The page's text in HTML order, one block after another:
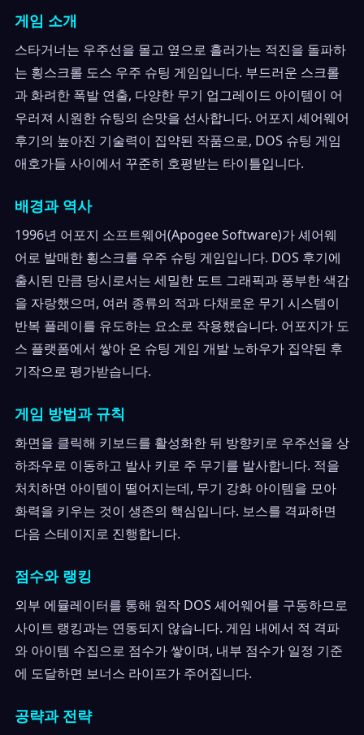
게임 소개
스타거너는 우주선을 몰고 옆으로 흘러가는 적진을 돌파하
는 횡스크롤 도스 우주 슈팅 게임입니다. 부드러운 스크롤
과 화려한 폭발 연출, 다양한 무기 업그레이드 아이템이 어
우러져 시원한 슈팅의 손맛을 선사합니다. 어포지 셰어웨어
후기의 높아진 기술력이 집약된 작품으로, DOS 슈팅 게임
애호가들 사이에서 꾸준히 호평받는 타이틀입니다.
배경과 역사
1996년 어포지 소프트웨어(Apogee Software)가 셰어웨
어로 발매한 횡스크롤 우주 슈팅 게임입니다. DOS 후기에
출시된 만큼 당시로서는 세밀한 도트 그래픽과 풍부한 색감
을 자랑했으며, 여러 종류의 적과 다채로운 무기 시스템이
반복 플레이를 유도하는 요소로 작용했습니다. 어포지가 도
스 플랫폼에서 쌓아 온 슈팅 게임 개발 노하우가 집약된 후
기작으로 평가받습니다.
게임 방법과 규칙
화면을 클릭해 키보드를 활성화한 뒤 방향키로 우주선을 상
하좌우로 이동하고 발사 키로 주 무기를 발사합니다. 적을
처치하면 아이템이 떨어지는데, 무기 강화 아이템을 모아
화력을 키우는 것이 생존의 핵심입니다. 보스를 격파하면
다음 스테이지로 진행합니다.
점수와 랭킹
외부 에뮬레이터를 통해 원작 DOS 셰어웨어를 구동하므로
사이트 랭킹과는 연동되지 않습니다. 게임 내에서 적 격파
와 아이템 수집으로 점수가 쌓이며, 내부 점수가 일정 기준
에 도달하면 보너스 라이프가 주어집니다.
공략과 전략